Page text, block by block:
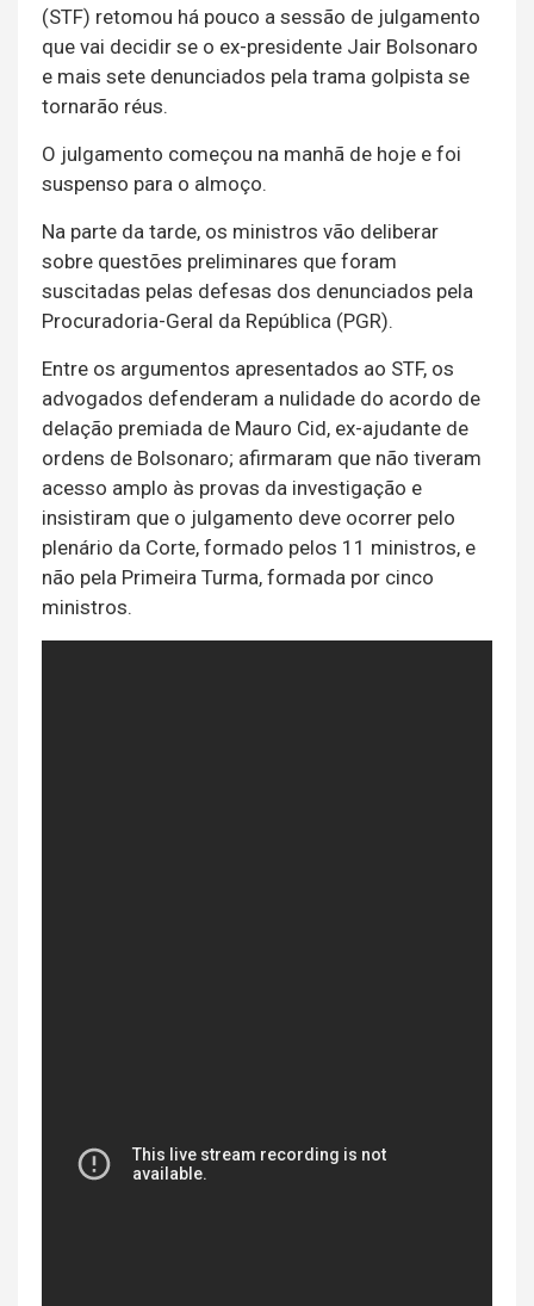
(STF) retomou há pouco a sessão de julgamento
que vai decidir se o ex-presidente Jair Bolsonaro
e mais sete denunciados pela trama golpista se
tornarão réus.
O julgamento começou na manhã de hoje e foi
suspenso para o almoço.
Na parte da tarde, os ministros vão deliberar
sobre questões preliminares que foram
suscitadas pelas defesas dos denunciados pela
Procuradoria-Geral da República (PGR).
Entre os argumentos apresentados ao STF, os
advogados defenderam a nulidade do acordo de
delação premiada de Mauro Cid, ex-ajudante de
ordens de Bolsonaro; afirmaram que não tiveram
acesso amplo às provas da investigação e
insistiram que o julgamento deve ocorrer pelo
plenário da Corte, formado pelos 11 ministros, e
não pela Primeira Turma, formada por cinco
ministros.